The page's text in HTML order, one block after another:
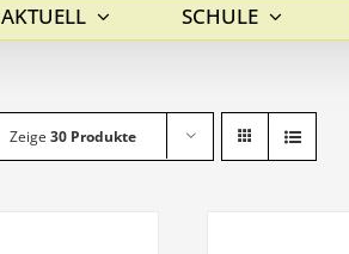
AKTUELL SCHULE
Zeige 30 Produkte